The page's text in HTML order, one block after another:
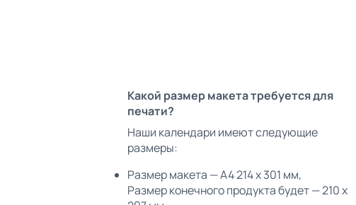
Какой размер макета требуется для
печати?
Наши календари имеют следующие
размеры:
Размер макета — А4 214 х 301 мм,
Размер конечного продукта будет — 210 х